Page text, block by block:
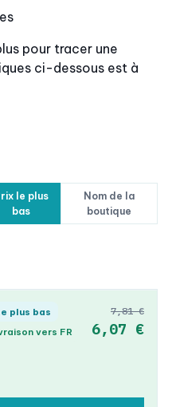
pour tracer une
ci-dessous est à
le plus
bas
Nom de la
boutique
plus bas
vers FR
7,81 €
6,07 €